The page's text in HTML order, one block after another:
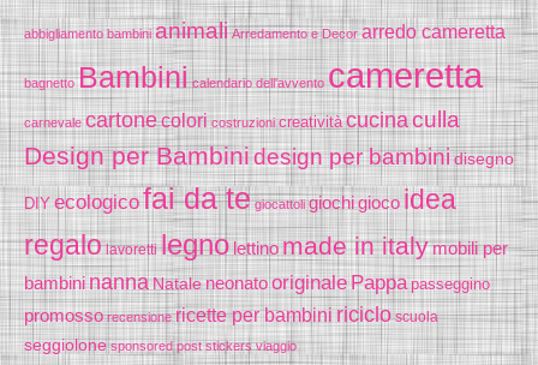
abbigliamento bambini animali Arredamento e Decor arredo cameretta
bagnetto Bambini calendario dell'avvento cameretta
carnevale cartonecolori costruzioni creatività cucinaculla
Design per Bambinidesign per bambinidisegno
DIY ecologicofai da te giocattoli giochigioco idea
regalo lavoretti legno lettinomade in italymobili per
bambininannaNataleneonatooriginale Pappa passeggino
promosso recensione ricette per bambini riciclo scuola
seggiolone sponsored post stickers viaggio